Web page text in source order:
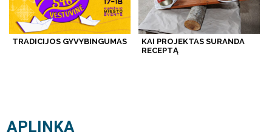
TRADICIJOS GYVYBINGUMAS
KAI PROJEKTAS SURANDA
RECEPTĄ
APLINKA